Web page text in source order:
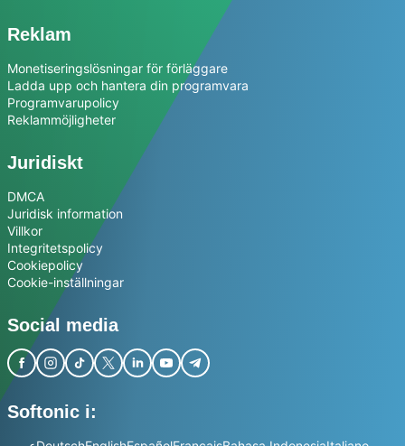
Reklam
Monetiseringslösningar för förläggare
Ladda upp och hantera din programvara
Programvarupolicy
Reklammöjligheter
Juridiskt
DMCA
Juridisk information
Villkor
Integritetspolicy
Cookiepolicy
Cookie-inställningar
Social media
Softonic i: